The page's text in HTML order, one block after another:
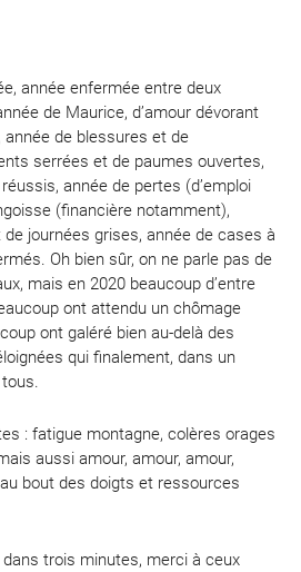
année enfermée entre deux
de Maurice, d’amour dévorant
de blessures et de
serrées et de paumes ouvertes,
année de pertes (d’emploi
(financière notamment),
journées grises, année de cases à
Oh bien sûr, on ne parle pas de
mais en 2020 beaucoup d’entre
ont attendu un chômage
ont galéré bien au-delà des
qui finalement, dans un
: fatigue montagne, colères orages
aussi amour, amour, amour,
bout des doigts et ressources
trois minutes, merci à ceux